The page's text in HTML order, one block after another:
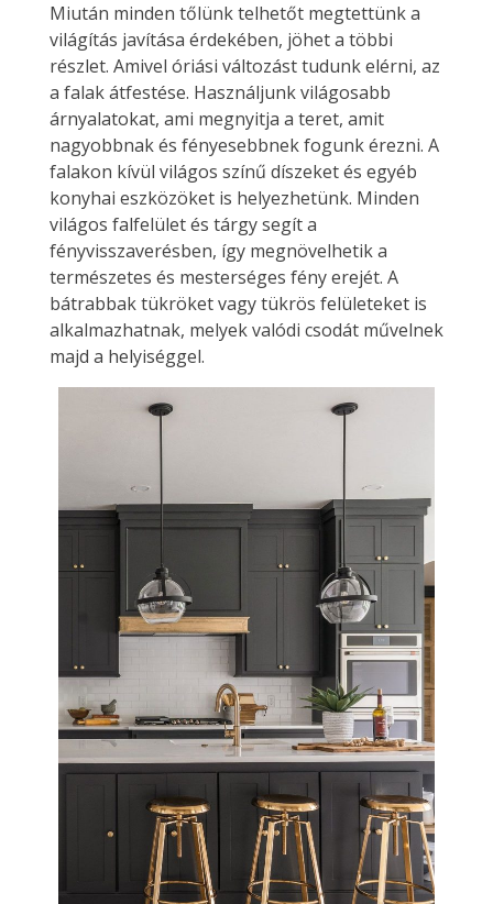
Miután minden tőlünk telhetőt megtettünk a
világítás javítása érdekében, jöhet a többi
részlet. Amivel óriási változást tudunk elérni, az
a falak átfestése. Használjunk világosabb
árnyalatokat, ami megnyitja a teret, amit
nagyobbnak és fényesebbnek fogunk érezni. A
falakon kívül világos színű díszeket és egyéb
konyhai eszközöket is helyezhetünk. Minden
világos falfelület és tárgy segít a
fényvisszaverésben, így megnövelhetik a
természetes és mesterséges fény erejét. A
bátrabbak tükröket vagy tükrös felületeket is
alkalmazhatnak, melyek valódi csodát művelnek
majd a helyiséggel.